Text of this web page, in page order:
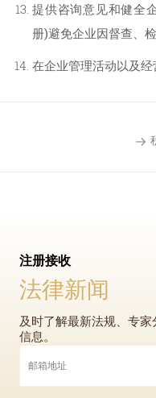
提供咨询意见和健全
册)避免企业因督查、
在企业管理活动以及经
注册接收
法律新闻
及时了解最新法规、专
信息。